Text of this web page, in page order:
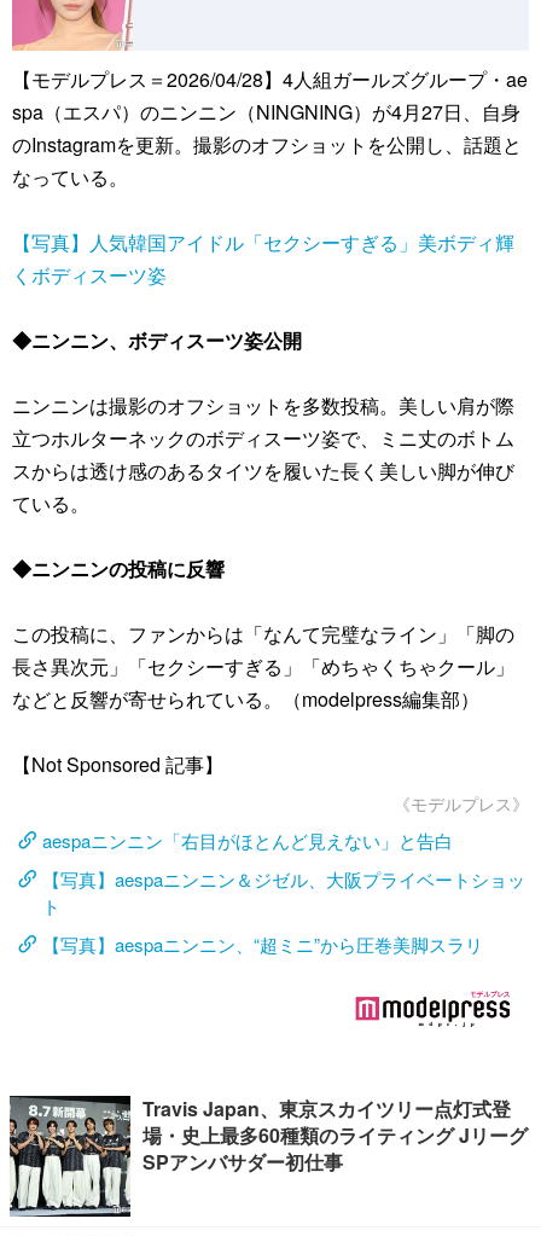
【モデルプレス＝2026/04/28】4人組ガールズグループ・ae
spa（エスパ）のニンニン（NINGNING）が4月27日、自身
のInstagramを更新。撮影のオフショットを公開し、話題と
なっている。
【写真】人気韓国アイドル「セクシーすぎる」美ボディ輝
くボディスーツ姿
◆ニンニン、ボディスーツ姿公開
ニンニンは撮影のオフショットを多数投稿。美しい肩が際
立つホルターネックのボディスーツ姿で、ミニ丈のボトム
スからは透け感のあるタイツを履いた長く美しい脚が伸び
ている。
◆ニンニンの投稿に反響
この投稿に、ファンからは「なんて完璧なライン」「脚の
長さ異次元」「セクシーすぎる」「めちゃくちゃクール」
などと反響が寄せられている。（modelpress編集部）
【Not Sponsored 記事】
《モデルプレス》
aespaニンニン「右目がほとんど見えない」と告白
【写真】aespaニンニン＆ジゼル、大阪プライベートショッ
ト
【写真】aespaニンニン、“超ミニ”から圧巻美脚スラリ
Travis Japan、東京スカイツリー点灯式登
場・史上最多60種類のライティング Jリーグ
SPアンバサダー初仕事